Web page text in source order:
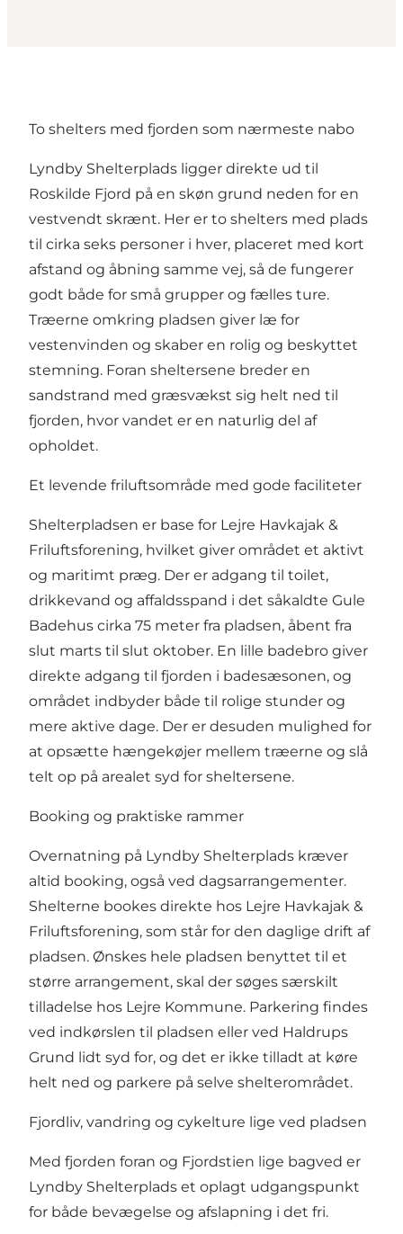
To shelters med fjorden som nærmeste nabo
Lyndby Shelterplads ligger direkte ud til
Roskilde Fjord på en skøn grund neden for en
vestvendt skrænt. Her er to shelters med plads
til cirka seks personer i hver, placeret med kort
afstand og åbning samme vej, så de fungerer
godt både for små grupper og fælles ture.
Træerne omkring pladsen giver læ for
vestenvinden og skaber en rolig og beskyttet
stemning. Foran sheltersene breder en
sandstrand med græsvækst sig helt ned til
fjorden, hvor vandet er en naturlig del af
opholdet.
Et levende friluftsområde med gode faciliteter
Shelterpladsen er base for Lejre Havkajak &
Friluftsforening, hvilket giver området et aktivt
og maritimt præg. Der er adgang til toilet,
drikkevand og affaldsspand i det såkaldte Gule
Badehus cirka 75 meter fra pladsen, åbent fra
slut marts til slut oktober. En lille badebro giver
direkte adgang til fjorden i badesæsonen, og
området indbyder både til rolige stunder og
mere aktive dage. Der er desuden mulighed for
at opsætte hængekøjer mellem træerne og slå
telt op på arealet syd for sheltersene.
Booking og praktiske rammer
Overnatning på Lyndby Shelterplads kræver
altid booking, også ved dagsarrangementer.
Shelterne bookes direkte hos Lejre Havkajak &
Friluftsforening, som står for den daglige drift af
pladsen. Ønskes hele pladsen benyttet til et
større arrangement, skal der søges særskilt
tilladelse hos Lejre Kommune. Parkering findes
ved indkørslen til pladsen eller ved Haldrups
Grund lidt syd for, og det er ikke tilladt at køre
helt ned og parkere på selve shelterområdet.
Fjordliv, vandring og cykelture lige ved pladsen
Med fjorden foran og Fjordstien lige bagved er
Lyndby Shelterplads et oplagt udgangspunkt
for både bevægelse og afslapning i det fri.